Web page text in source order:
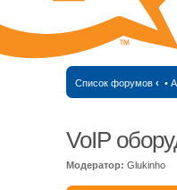
Список форумов ‹ •
VoIP
Модератор: Glukinho